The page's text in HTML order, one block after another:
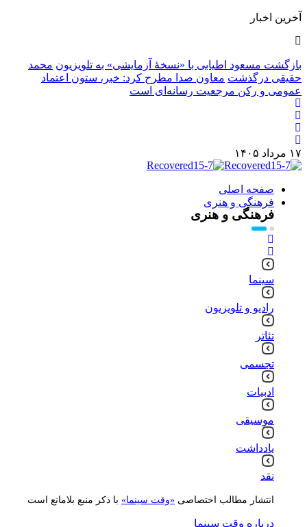
آخرین اخبار
بازگشت مسعود اطیابی با «نسخهٔ آزمایشی» به تلویزیون محمد
حقیقی درگذشت معاون صدا مطرح کرد: خبر، ستون اعتماد
عمومی و رکن مرجعیت رسانه‌ای است
۱۷ مرداد ۱۴۰۵
صفحه اصلی
فرهنگی و هنری
فرهنگی و هنری
سینما
رادیو و تلویزیون
تئاتر
تجسمی
ادبیات
موسیقی
یادداشت
نقد
انتشار مطالب اختصاصی «وقت سینما» با ذکر منبع بلامانع است
درباره وقت سینما